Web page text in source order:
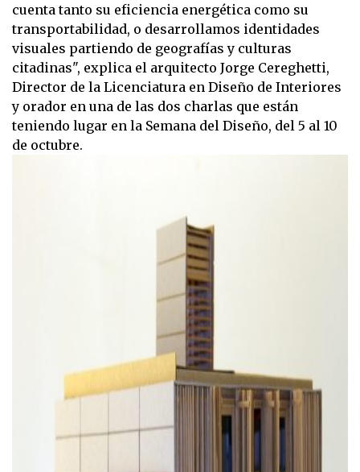
cuenta tanto su eficiencia energética como su
transportabilidad, o desarrollamos identidades
visuales partiendo de geografías y culturas
citadinas", explica el arquitecto Jorge Cereghetti,
Director de la Licenciatura en Diseño de Interiores
y orador en una de las dos charlas que están
teniendo lugar en la Semana del Diseño, del 5 al 10
de octubre.